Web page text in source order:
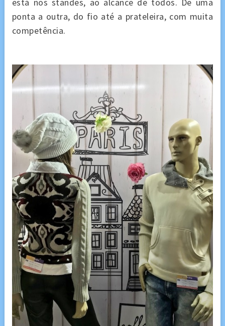
está nos standes, ao alcance de todos. De uma
ponta a outra, do fio até a prateleira, com muita
competência.